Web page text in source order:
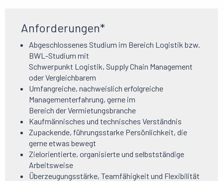
Anforderungen*
Abgeschlossenes Studium im Bereich Logistik bzw.
BWL-Studium mit
Schwerpunkt Logistik, Supply Chain Management
oder Vergleichbarem
Umfangreiche, nachweislich erfolgreiche
Managementerfahrung, gerne im
Bereich der Vermietungsbranche
Kaufmännisches und technisches Verständnis
Zupackende, führungsstarke Persönlichkeit, die
gerne etwas bewegt
Zielorientierte, organisierte und selbstständige
Arbeitsweise
Überzeugungsstärke, Teamfähigkeit und Flexibilität